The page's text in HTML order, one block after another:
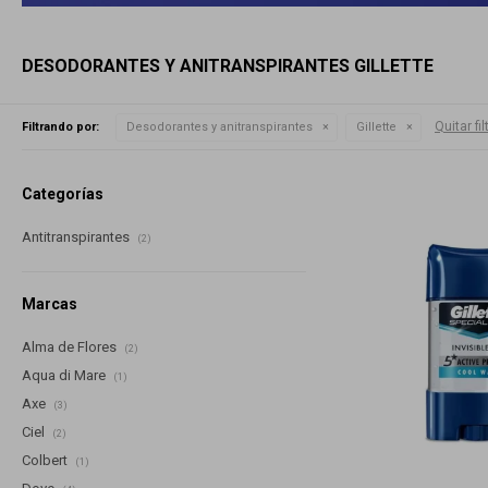
DESODORANTES Y ANITRANSPIRANTES GILLETTE
Filtrando por: Desodorantes y anitranspirantes Gillette Quitar
Categorías
Antitranspirantes (2)
Marcas
Alma de Flores (2)
Aqua di Mare (1)
Axe (3)
Ciel (2)
Colbert (1)